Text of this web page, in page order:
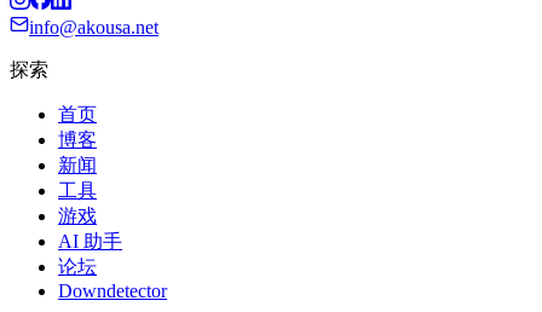
info@akousa.net
探索
首页
博客
新闻
工具
游戏
AI 助手
论坛
Downdetector